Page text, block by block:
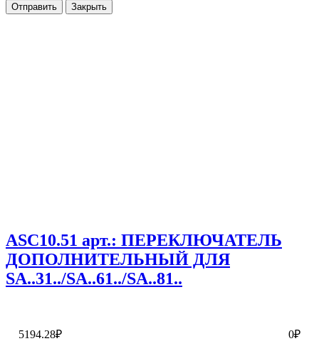
Отправить Закрыть
ASC10.51 арт.: ПЕРЕКЛЮЧАТЕЛЬ
ДОПОЛНИТЕЛЬНЫЙ ДЛЯ
SA..31../SA..61../SA..81..
5194.28₽ 0₽